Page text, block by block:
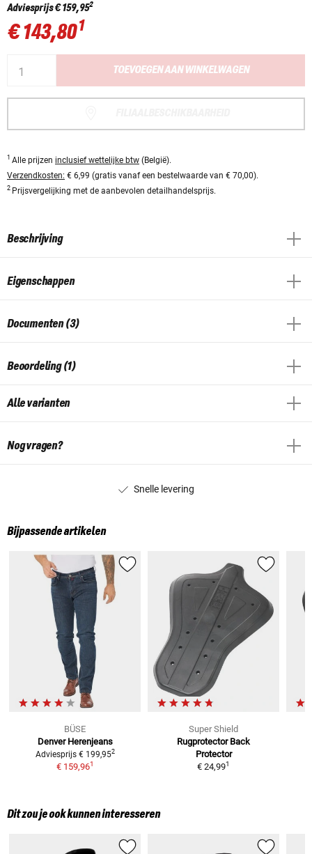
Adviesprijs€ 159,952
€ 143,801
TOEVOEGEN AAN WINKELWAGEN
1 Alle prijzen inclusief wettelijke btw (België).
Verzendkosten: € 6,99 (gratis vanaf een bestelwaarde van € 70,00).
2 Prijsvergelijking met de aanbevolen detailhandelsprijs.
Beschrijving
Eigenschappen
Documenten (3)
Beoordeling (1)
Alle varianten
Nog vragen?
Snelle levering
Bijpassende artikelen
BÜSE
Denver Herenjeans
Adviesprijs € 199,952
€ 159,961
Super Shield
Rugprotector Back
Protector
€ 24,991
Dit zou je ook kunnen interesseren